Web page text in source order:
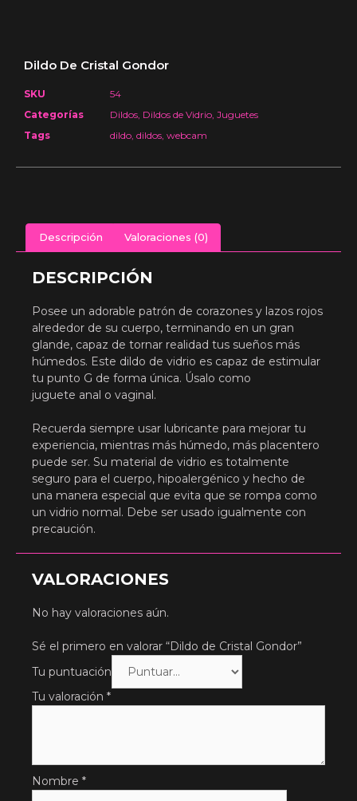
Dildo De Cristal Gondor
SKU
54
Categorías
Dildos Dildos de Vidrio Juguetes
Tags
dildo dildos webcam
Descripción Valoraciones (0)
DESCRIPCIÓN
Posee un adorable patrón de corazones y lazos rojos
alrededor de su cuerpo, terminando en un gran
glande, capaz de tornar realidad tus sueños más
húmedos. Este dildo de vidrio es capaz de estimular
tu punto G de forma única. Úsalo como
juguete anal o vaginal.
Recuerda siempre usar lubricante para mejorar tu
experiencia, mientras más húmedo, más placentero
puede ser. Su material de vidrio es totalmente
seguro para el cuerpo, hipoalergénico y hecho de
una manera especial que evita que se rompa como
un vidrio normal. Debe ser usado igualmente con
precaución.
VALORACIONES
No hay valoraciones aún.
Sé el primero en valorar “Dildo de Cristal Gondor”
Tu puntuación
Tu valoración *
Nombre *